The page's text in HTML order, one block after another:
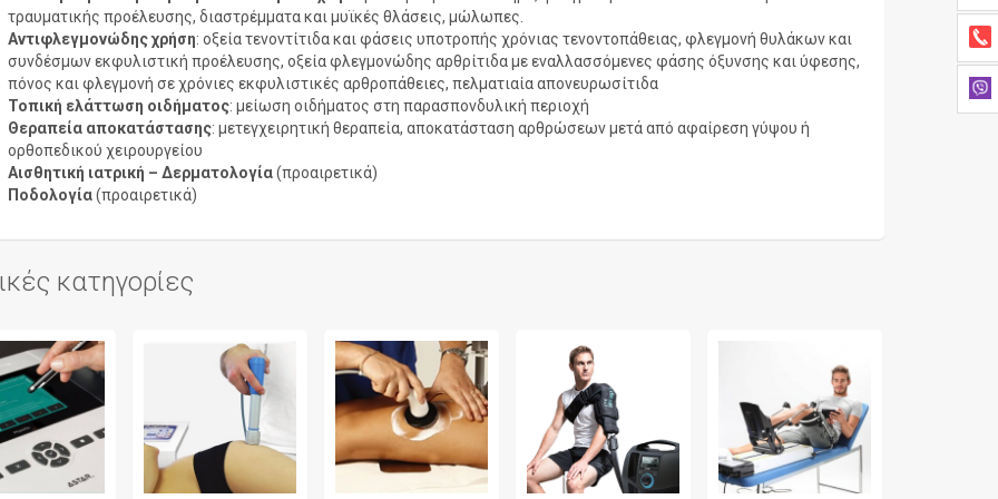
τραυματικής προέλευσης, διαστρέμματα και μυϊκές θλάσεις, μώλωπες.
Αντιφλεγμονώδης χρήση: οξεία τενοντίτιδα και φάσεις υποτροπής χρόνιας τενοντοπάθειας, φλεγμονή θυλάκων και
συνδέσμων εκφυλιστική προέλευσης, οξεία φλεγμονώδης αρθρίτιδα με εναλλασσόμενες φάσης όξυνσης και ύφεσης,
πόνος και φλεγμονή σε χρόνιες εκφυλιστικές αρθροπάθειες, πελματιαία απονευρωσίτιδα
Τοπική ελάττωση οιδήματος: μείωση οιδήματος στη παρασπονδυλική περιοχή
Θεραπεία αποκατάστασης: μετεγχειρητική θεραπεία, αποκατάσταση αρθρώσεων μετά από αφαίρεση γύψου ή
ορθοπεδικού χειρουργείου
Αισθητική ιατρική – Δερματολογία(προαιρετικά)
Ποδολογία(προαιρετικά)
κατηγορίες